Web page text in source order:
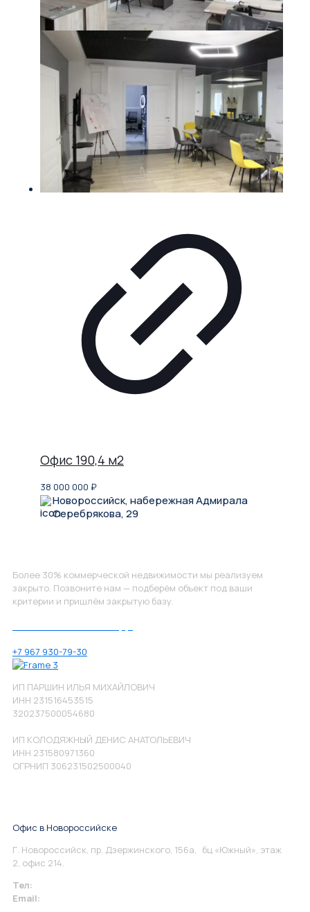
Офис 190,4 м2
38 000 000 ₽
Новороссийск, набережная Адмирала
Серебрякова, 29
Более 30% коммерческой недвижимости мы реализуем
закрыто. Позвоните нам — подберём объект под ваши
критерии и пришлём закрытую базу.
+7 967 930-79-30
ИП ПАРШИН ИЛЬЯ МИХАЙЛОВИЧ
ИНН 231516453515
320237500054680
ИП КОЛОДЯЖНЫЙ ДЕНИС АНАТОЛЬЕВИЧ
ИНН 231580971360
ОГРНИП 306231502500040
Офис в Новороссийске
Г. Новороссийск, пр. Дзержинского, 156а, бц «Южный», этаж
2, офис 214.
Тел:
Email: